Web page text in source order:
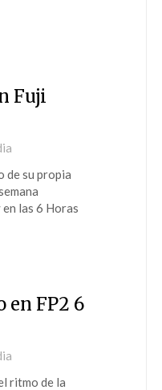
Fuji
de su propia
las 6 Horas
en FP2 6
ritmo de la